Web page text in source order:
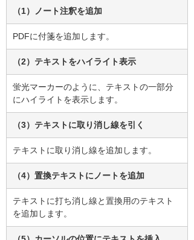
（1）ノート注釈を追加
PDFに付箋を追加します。
（2）テキストをハイライト表示
蛍光マーカーのように、テキストの一部分
にハイライトを表示します。
（3）テキストに取り消し線を引く
テキストに取り消し線を追加します。
（4）置換テキストにノートを追加
テキストに打ち消し線と置換用のテキスト
を追加します。